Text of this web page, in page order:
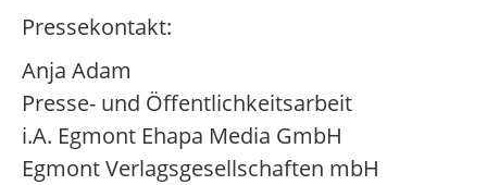
Pressekontakt:
Anja Adam
Presse- und Öffentlichkeitsarbeit
i.A. Egmont Ehapa Media GmbH
Egmont Verlagsgesellschaften mbH